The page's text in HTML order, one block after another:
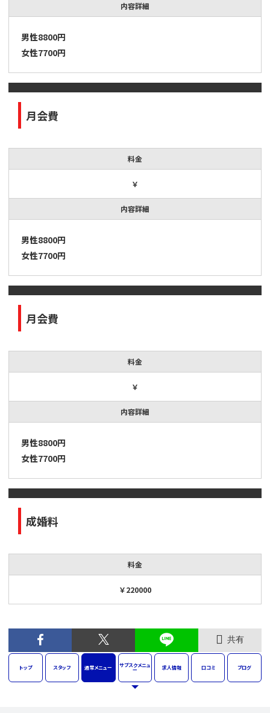
内容詳細
男性8800円
女性7700円
月会費
料金
￥
内容詳細
男性8800円
女性7700円
月会費
料金
￥
内容詳細
男性8800円
女性7700円
成婚料
料金
￥220000
共有
トップ スタッフ 通常メニュー サブスクメニュ
ー 求人情報 口コミ ブログ